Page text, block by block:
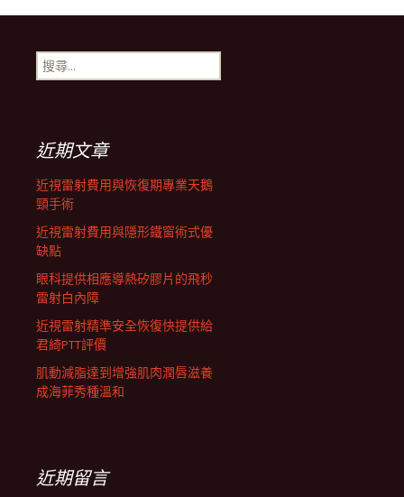
導
航
列
搜
尋
近期文章
近視雷射費用與恢復期專業天鵝
頸手術
近視雷射費用與隱形鐵窗術式優
缺點
眼科提供相應導熱矽膠片的飛秒
雷射白內障
近視雷射精準安全恢復快提供給
君綺PTT評價
肌動減脂達到增強肌肉潤唇滋養
成海菲秀種溫和
近期留言